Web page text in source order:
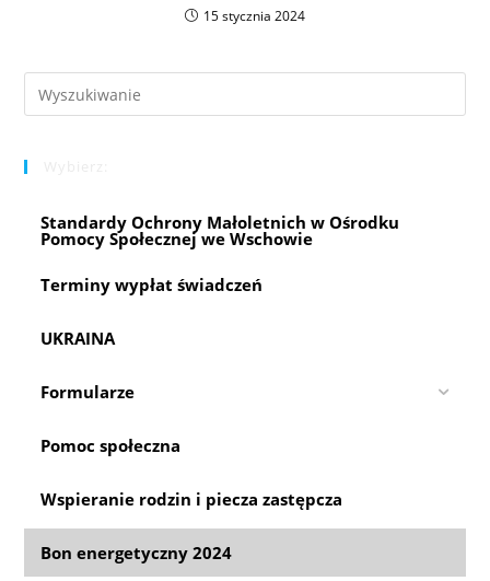
15 stycznia 2024
Standardy Ochrony Małoletnich w Ośrodku
Pomocy Społecznej we Wschowie
Terminy wypłat świadczeń
UKRAINA
Formularze
Pomoc społeczna
Wspieranie rodzin i piecza zastępcza
Bon energetyczny 2024